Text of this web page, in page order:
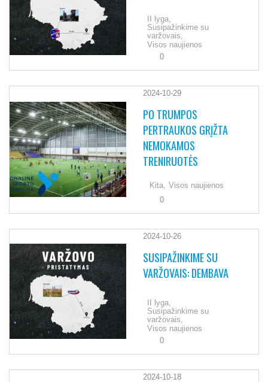
II lyga,
Susipažinkime su
varžovais,
Visos naujienos
0
2024-10-29
PO TRUMPOS
PERTRAUKOS GRĮŽTA
NEMOKAMOS
TRENIRUOTĖS
Kita, Visos naujienos
0
2024-10-26
SUSIPAŽINKIME SU
VARŽOVAIS: DEMBAVA
II lyga,
Susipažinkime su
varžovais,
Visos naujienos
0
2024-10-18